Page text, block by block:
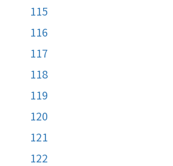
115
116
117
118
119
120
121
122